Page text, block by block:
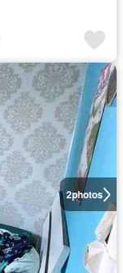
2photos